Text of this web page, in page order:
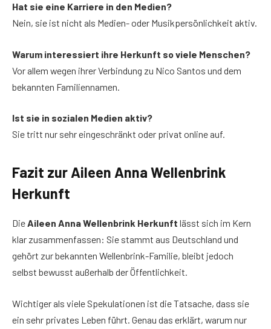
Hat sie eine Karriere in den Medien?
Nein, sie ist nicht als Medien- oder Musikpersönlichkeit aktiv.
Warum interessiert ihre Herkunft so viele Menschen?
Vor allem wegen ihrer Verbindung zu Nico Santos und dem
bekannten Familiennamen.
Ist sie in sozialen Medien aktiv?
Sie tritt nur sehr eingeschränkt oder privat online auf.
Fazit zur Aileen Anna Wellenbrink
Herkunft
DieAileen Anna Wellenbrink Herkunft lässt sich im Kern
klar zusammenfassen: Sie stammt aus Deutschland und
gehört zur bekannten Wellenbrink-Familie, bleibt jedoch
selbst bewusst außerhalb der Öffentlichkeit.
Wichtiger als viele Spekulationen ist die Tatsache, dass sie
ein sehr privates Leben führt. Genau das erklärt, warum nur